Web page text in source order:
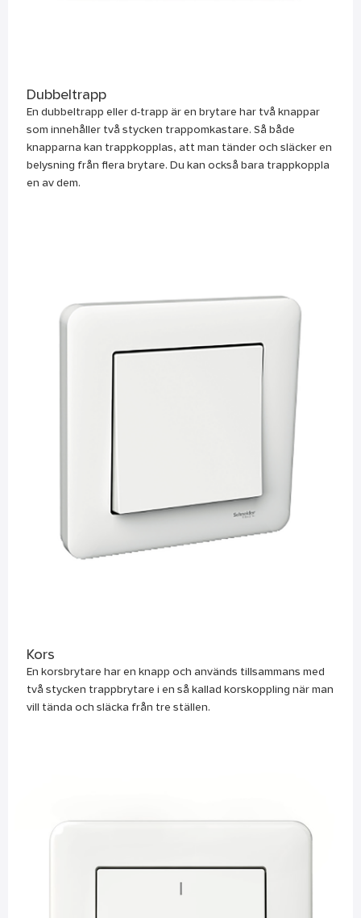
Dubbeltrapp
En dubbeltrapp eller d-trapp är en brytare har två knappar
som innehåller två stycken trappomkastare. Så både
knapparna kan trappkopplas, att man tänder och släcker en
belysning från flera brytare. Du kan också bara trappkoppla
en av dem.
Kors
En korsbrytare har en knapp och används tillsammans med
två stycken trappbrytare i en så kallad korskoppling när man
vill tända och släcka från tre ställen.